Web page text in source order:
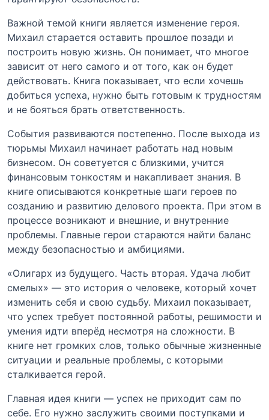
Важной темой книги является изменение героя.
Михаил старается оставить прошлое позади и
построить новую жизнь. Он понимает, что многое
зависит от него самого и от того, как он будет
действовать. Книга показывает, что если хочешь
добиться успеха, нужно быть готовым к трудностям
и не бояться брать ответственность.
События развиваются постепенно. После выхода из
тюрьмы Михаил начинает работать над новым
бизнесом. Он советуется с близкими, учится
финансовым тонкостям и накапливает знания. В
книге описываются конкретные шаги героев по
созданию и развитию делового проекта. При этом в
процессе возникают и внешние, и внутренние
проблемы. Главные герои стараются найти баланс
между безопасностью и амбициями.
«Олигарх из будущего. Часть вторая. Удача любит
смелых» — это история о человеке, который хочет
изменить себя и свою судьбу. Михаил показывает,
что успех требует постоянной работы, решимости и
умения идти вперёд несмотря на сложности. В
книге нет громких слов, только обычные жизненные
ситуации и реальные проблемы, с которыми
сталкивается герой.
Главная идея книги — успех не приходит сам по
себе. Его нужно заслужить своими поступками и